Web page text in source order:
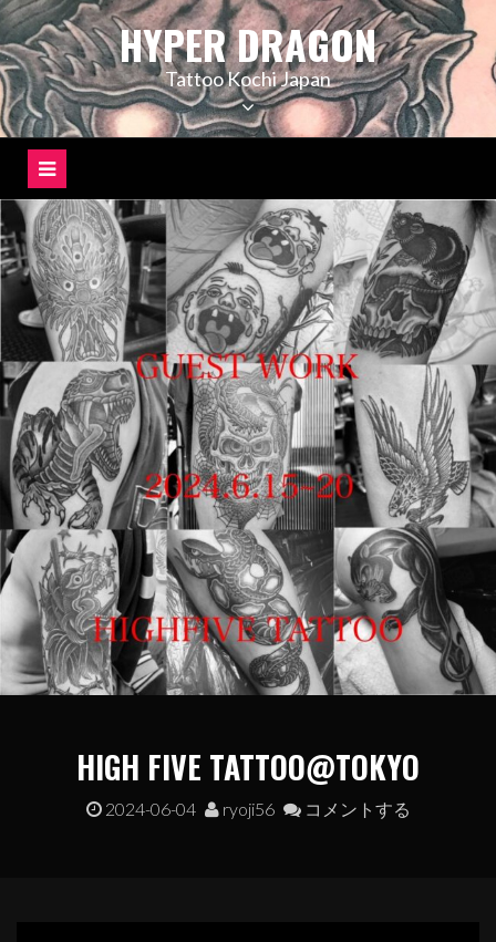
コ
ン
テ
ン
ツ
キ
ッ
プ
HYPER DRAGON
Tattoo Kochi Japan
HIGH FIVE TATTOO@TOKYO
2024-06-04 ryoji56 コメントする